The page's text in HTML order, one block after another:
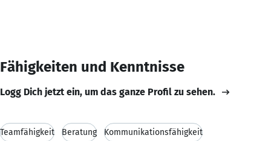
Fähigkeiten und Kenntnisse
Logg Dich jetzt ein, um das ganze Profil zu sehen.
Teamfähigkeit Beratung Kommunikationsfähigkeit